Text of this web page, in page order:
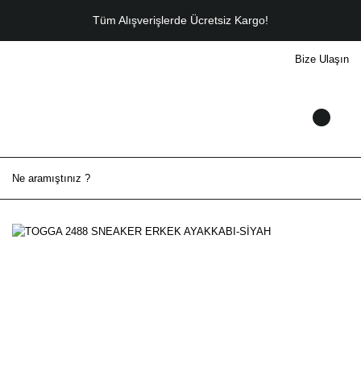
Tüm Alışverişlerde Ücretsiz Kargo!
Bize Ulaşın